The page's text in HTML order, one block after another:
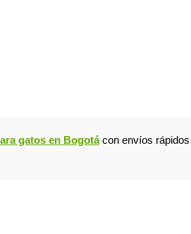
gatos en Bogotácon envíos rápidos